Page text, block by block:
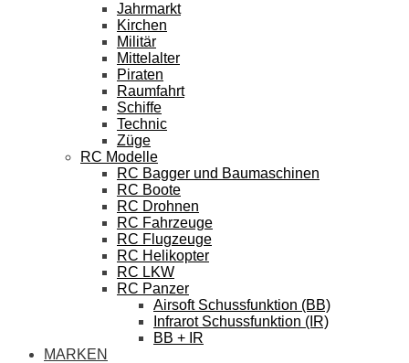
Jahrmarkt
Kirchen
Militär
Mittelalter
Piraten
Raumfahrt
Schiffe
Technic
Züge
RC Modelle
RC Bagger und Baumaschinen
RC Boote
RC Drohnen
RC Fahrzeuge
RC Flugzeuge
RC Helikopter
RC LKW
RC Panzer
Airsoft Schussfunktion (BB)
Infrarot Schussfunktion (IR)
BB + IR
MARKEN